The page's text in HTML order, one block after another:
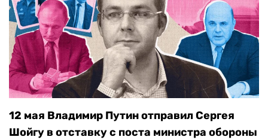
12 мая Владимир Путин отправил Сергея
Шойгу в отставку с поста министра обороны